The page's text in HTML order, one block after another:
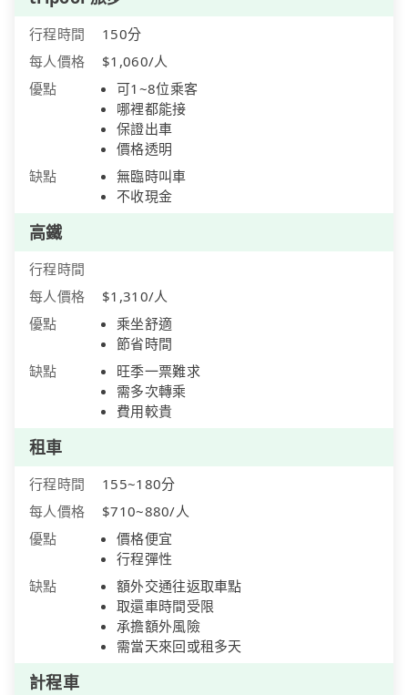
行程時間
150分
每人價格
$1,060/人
優點
可1~8位乘客
哪裡都能接
保證出車
價格透明
缺點
無臨時叫車
不收現金
高鐵
行程時間
每人價格
$1,310/人
優點
乘坐舒適
節省時間
缺點
旺季一票難求
需多次轉乘
費用較貴
租車
行程時間
155~180分
每人價格
$710~880/人
優點
價格便宜
行程彈性
缺點
額外交通往返取車點
取還車時間受限
承擔額外風險
需當天來回或租多天
計程車